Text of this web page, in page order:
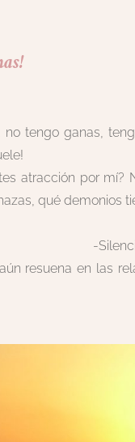
tengo ganas,
atracción por mí?
qué demonios
resuena en las